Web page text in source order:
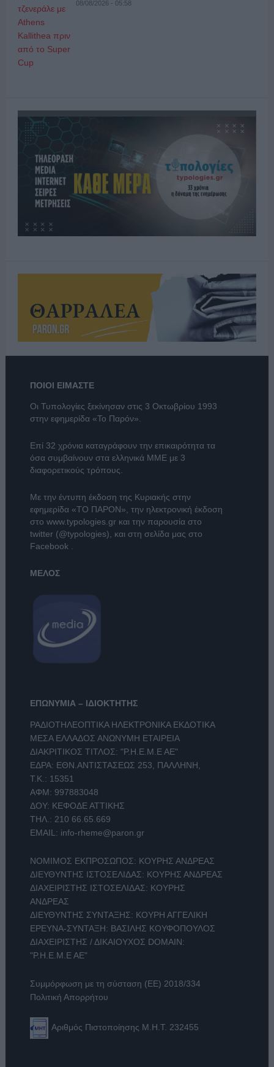
08/08/2026 - 05:58
ΠΟΙΟΙ ΕΙΜΑΣΤΕ
Οι Τυπολογίες ξεκίνησαν στις 3 Οκτωβρίου 1993
στην εφημερίδα «Το Παρόν».
Επί 32 χρόνια καταγράφουν την επικαιρότητα τα
όσα συμβαίνουν στα ελληνικά ΜΜΕ με 3
διαφορετικούς τρόπους.
Με την έντυπη έκδοση της Κυριακής στην
εφημερίδα «ΤΟ ΠΑΡΟΝ» , την ηλεκτρονική έκδοση
στο www.typologies.grκαι την παρουσία στο
twitter (@typologies) , και στη σελίδα μας στο
Facebook
ΜΕΛΟΣ
ΕΠΩΝΥΜΙΑ – ΙΔΙΟΚΤΗΤΗΣ
ΡΑΔΙΟΤΗΛΕΟΠΤΙΚΑ ΗΛΕΚΤΡΟΝΙΚΑ ΕΚΔΟΤΙΚΑ
ΜΕΣΑ ΕΛΛΑΔΟΣ ΑΝΩΝΥΜΗ ΕΤΑΙΡΕΙΑ
ΔΙΑΚΡΙΤΙΚΟΣ ΤΙΤΛΟΣ: "Ρ.Η.Ε.Μ.Ε ΑΕ"
ΕΔΡΑ: ΕΘΝ.ΑΝΤΙΣΤΑΣΕΩΣ 253, ΠΑΛΛΗΝΗ,
Τ.Κ.: 15351
ΑΦΜ: 997883048
ΔΟΥ: ΚΕΦΟΔΕ ΑΤΤΙΚΗΣ
ΤΗΛ.: 210 66.65.669
EMAIL: info-rheme@paron.gr
ΝΟΜΙΜΟΣ ΕΚΠΡΟΣΩΠΟΣ: ΚΟΥΡΗΣ ΑΝΔΡΕΑΣ
ΔΙΕΥΘΥΝΤΗΣ ΙΣΤΟΣΕΛΙΔΑΣ: ΚΟΥΡΗΣ ΑΝΔΡΕΑΣ
ΔΙΑΧΕΙΡΙΣΤΗΣ ΙΣΤΟΣΕΛΙΔΑΣ: ΚΟΥΡΗΣ
ΑΝΔΡΕΑΣ
ΔΙΕΥΘΥΝΤΗΣ ΣΥΝΤΑΞΗΣ: ΚΟΥΡΗ ΑΓΓΕΛΙΚΗ
ΕΡΕΥΝΑ-ΣΥΝΤΑΞΗ: ΒΑΣΙΛΗΣ ΚΟΥΦΟΠΟΥΛΟΣ
ΔΙΑΧΕΙΡΙΣΤΗΣ / ΔΙΚΑΙΟΥΧΟΣ DOMAIN:
"Ρ.Η.Ε.Μ.Ε ΑΕ"
Συμμόρφωση με τη σύσταση (ΕΕ) 2018/334
Πολιτική Απορρήτου
Αριθμός Πιστοποίησης Μ.Η.Τ. 232455